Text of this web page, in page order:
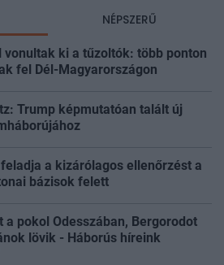
NÉPSZERŰ
vonultak ki a tűzoltók: több ponton
fel Dél-Magyarországon
Trump képmutatóan talált új
a kizárólagos ellenőrzést a
bázisok felett
a pokol Odesszában, Bergorodot
lövik - Háborús híreink